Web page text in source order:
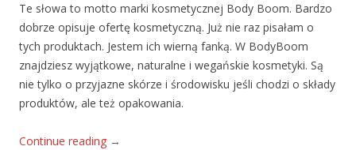
Te słowa to motto marki kosmetycznej Body Boom. Bardzo
dobrze opisuje ofertę kosmetyczną. Już nie raz pisałam o
tych produktach. Jestem ich wierną fanką. W BodyBoom
znajdziesz wyjątkowe, naturalne i wegańskie kosmetyki. Są
nie tylko o przyjazne skórze i środowisku jeśli chodzi o składy
produktów, ale też opakowania.
Continue reading →